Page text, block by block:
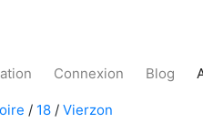
Connexion Blog
/ 18 / Vierzon